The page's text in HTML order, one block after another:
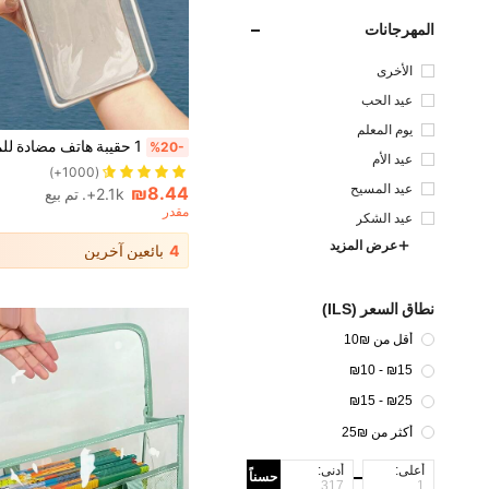
المهرجانات
الأخرى
عيد الحب
يوم المعلم
عيد الأم
عيد المسيح
عيد الشكر
عرض المزيد
نطاق السعر (ILS)
أقل من ₪10
₪15 - ₪10
₪25 - ₪15
أكثر من ₪25
أعلى: أدنى: حسناً
%20-
(1000+)
1# الأفضل مبيعا
(1000+)
1# الأفضل مبيعا
(1000+)
1# الأفضل مبيعا
₪8.44 2.1k+. تم بيع
مقدر
4 بائعين آخرين